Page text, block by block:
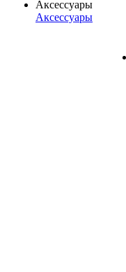
Аксессуары